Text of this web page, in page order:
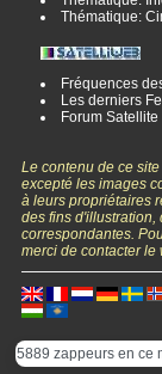
Thématique:
Fréquences
Les derniers
Forum Satellite
Le contenu de ce
excepté les images
à leurs propriétaires
des fins d'illustration,
correspondantes.
merci de contacter le
5889 zappeurs en ce